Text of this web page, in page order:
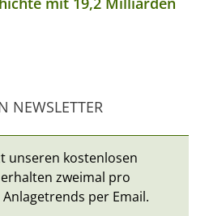
NEWSLETTER
unseren kostenlosen
zweimal pro
per Email.